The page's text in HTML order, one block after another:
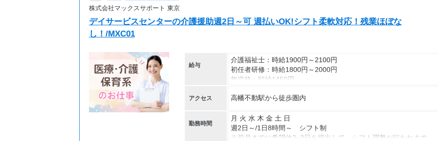
★短期2ヶ月～長期 ※即日～も可
株式会社マックスサポート 東京
デイサービスセンターの介護援助週2日～可 週払いOK!シフト柔軟対応！残業ほぼな
し！/MXC01
給与
介護福祉士：時給1900円～2100円
初任者研修：時給1800円～2000円
無資格：時給1450円
経験・資格がなくても安心
サポート体制万全です！
◆交通費全額支給（規定）
◆社会保険完備
◆定期健康診断
アクセス 高幡不動駅から徒歩圏内
勤務時間
月 火 水 木 金 土 日
週2日～/1日8時間～ シフト制
※前月までに希望休2~3日を提出して、シフト調整が行われます。